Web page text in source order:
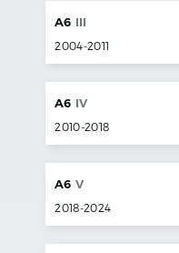
A6 III
2004-2011
A6 IV
2010-2018
A6 V
2018-2024